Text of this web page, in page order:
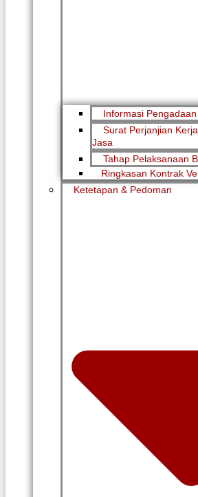
Informasi
Surat Perjanjian
Jasa
Tahap Pelaksanaan
Ringkasan Kontrak
Ketetapan & Pedoman